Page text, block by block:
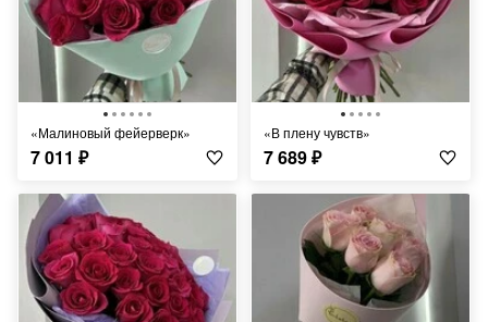
«Малиновый фейерверк»
7 011 ₽
«В плену чувств»
7 689₽